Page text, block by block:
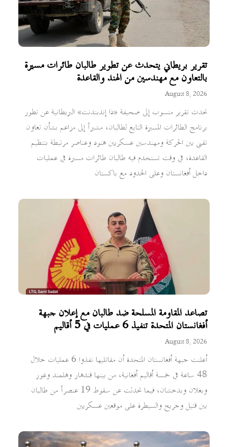
تقرير بريطاني يتحدث عن تطوير طالبان طائرات مسيرة
بالتعاون مع مهندسين من الهند والقاعدة
August 8, 2026
تحدث تقرير منسوب إلى صحيفة «ذا إندبندنت» البريطانية عن تطور
برنامج الطائرات المسيرة التابع لطالبان، مشيراً إلى مزاعم بشأن تعاون
تقني بين الحركة ومهندسين عسكريين هنود وعناصر مرتبطة بتنظيم
القاعدة، في وقت تستخدم فيه طالبان طائرات مسيرة في عمليات
داخل أفغانستان وعلى الحدود مع باكستان
تصاعد المقاومة المسلحة ضد طالبان مع إعلان جبهة
أفغانستان المتحدة تنفيذ 6 عمليات في 5 أقاليم
August 8, 2026
أعلنت جبهة أفغانستان المتحدة أن مقاتليها نفذوا 6 عمليات خلال
48 ساعة في خمسة أقاليم أفغانية، من بينها قندهار وهلمند وغور
وبغلان وبدخشان، فيما تحدثت عن سقوط 19 عنصراً من طالبان
بين قتيل وجريح والسيطرة على موقعين عسكريين